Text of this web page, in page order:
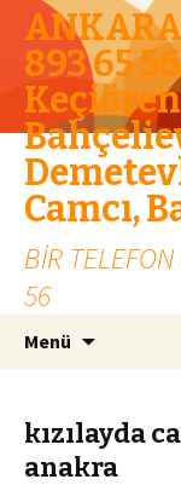
893 65
Keçiören
Camcı,
BİR
56
Menü
kızılayda
anakra